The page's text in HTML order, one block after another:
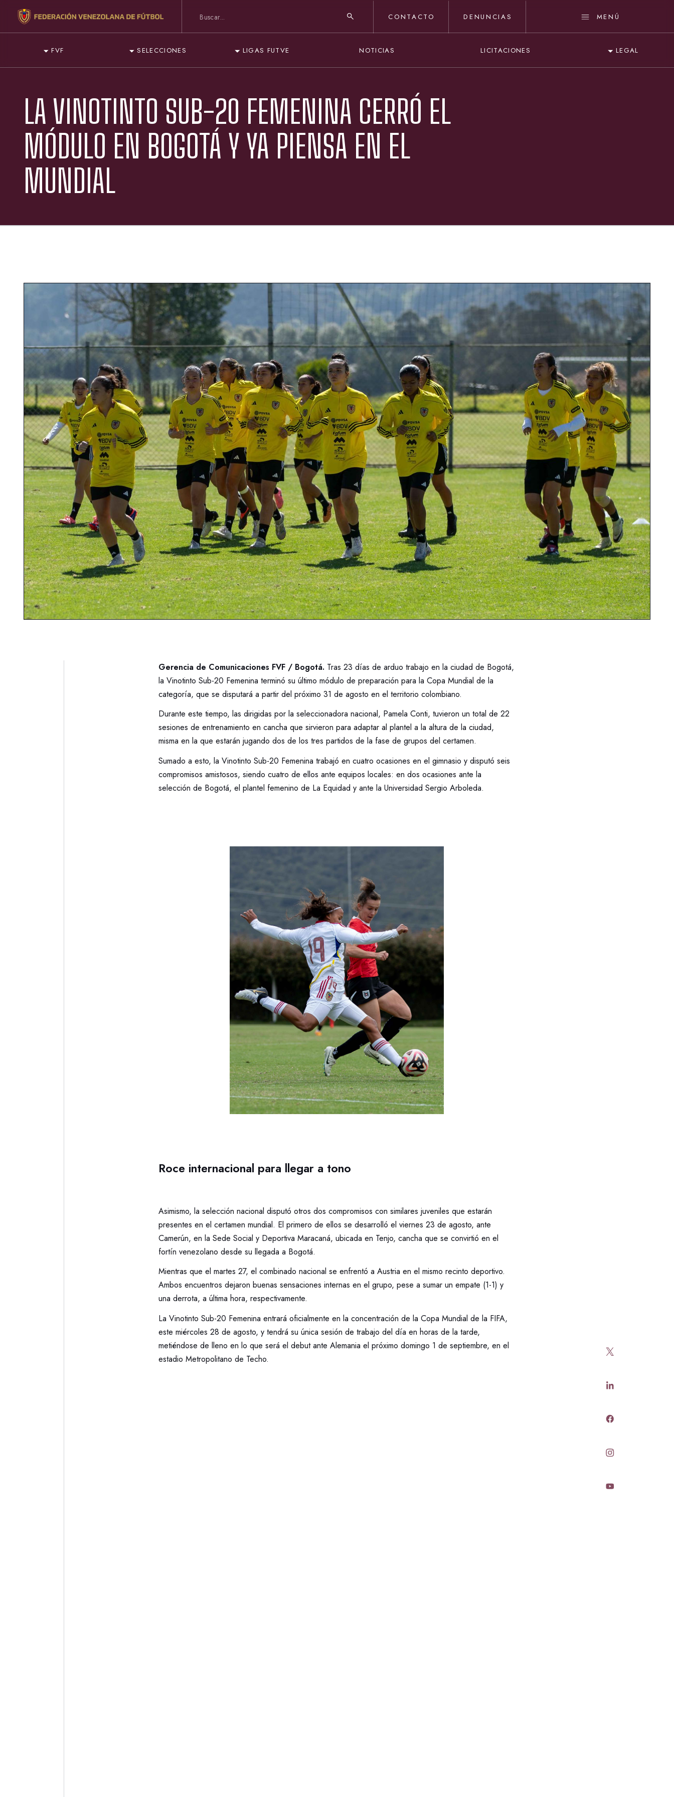
CONTACTO DENUNCIAS MENÚ
FVF SELECCIONES LIGAS FUTVE NOTICIAS LICITACIONES LEGAL
LA VINOTINTO SUB-20 FEMENINA CERRÓ EL
MÓDULO EN BOGOTÁ Y YA PIENSA EN EL
MUNDIAL
Gerencia de Comunicaciones FVF / Bogotá. Tras 23 días de arduo trabajo en la ciudad de Bogotá,
la Vinotinto Sub-20 Femenina terminó su último módulo de preparación para la Copa Mundial de la
categoría, que se disputará a partir del próximo 31 de agosto en el territorio colombiano.
Durante este tiempo, las dirigidas por la seleccionadora nacional, Pamela Conti, tuvieron un total de 22
sesiones de entrenamiento en cancha que sirvieron para adaptar al plantel a la altura de la ciudad,
misma en la que estarán jugando dos de los tres partidos de la fase de grupos del certamen.
Sumado a esto, la Vinotinto Sub-20 Femenina trabajó en cuatro ocasiones en el gimnasio y disputó seis
compromisos amistosos, siendo cuatro de ellos ante equipos locales: en dos ocasiones ante la
selección de Bogotá, el plantel femenino de La Equidad y ante la Universidad Sergio Arboleda.
Roce internacional para llegar a tono
Asimismo, la selección nacional disputó otros dos compromisos con similares juveniles que estarán
presentes en el certamen mundial. El primero de ellos se desarrolló el viernes 23 de agosto, ante
Camerún, en la Sede Social y Deportiva Maracaná, ubicada en Tenjo, cancha que se convirtió en el
fortín venezolano desde su llegada a Bogotá.
Mientras que el martes 27, el combinado nacional se enfrentó a Austria en el mismo recinto deportivo.
Ambos encuentros dejaron buenas sensaciones internas en el grupo, pese a sumar un empate (1-1) y
una derrota, a última hora, respectivamente.
La Vinotinto Sub-20 Femenina entrará oficialmente en la concentración de la Copa Mundial de la FIFA,
este miércoles 28 de agosto, y tendrá su única sesión de trabajo del día en horas de la tarde,
metiéndose de lleno en lo que será el debut ante Alemania el próximo domingo 1 de septiembre, en el
estadio Metropolitano de Techo.